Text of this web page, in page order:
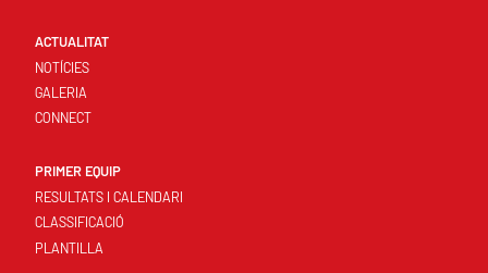
ACTUALITAT
NOTÍCIES
GALERIA
CONNECT
PRIMER EQUIP
RESULTATS I CALENDARI
CLASSIFICACIÓ
PLANTILLA